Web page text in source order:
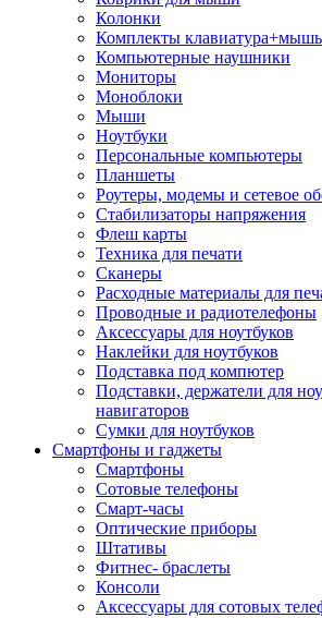
Колонки
Комплекты клавиатура+мышь
Компьютерные наушники
Мониторы
Моноблоки
Мыши
Ноутбуки
Персональные компьютеры
Планшеты
Роутеры, модемы и сетевое
Стабилизаторы напряжения
Флеш карты
Техника для печати
Сканеры
Расходные материалы для
Проводные и радиотелефоны
Аксессуары для ноутбуков
Наклейки для ноутбуков
Подставка под компютер
Подставки, держатели для
навигаторов
Сумки для ноутбуков
Смартфоны и гаджеты
Смартфоны
Сотовые телефоны
Смарт-часы
Оптические приборы
Штативы
Фитнес- браслеты
Консоли
Аксессуары для сотовых